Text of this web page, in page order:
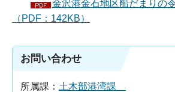
金沢港金石地区船だまりの
（PDF：142KB）
お問い合わせ
所属課： 土木部港湾課